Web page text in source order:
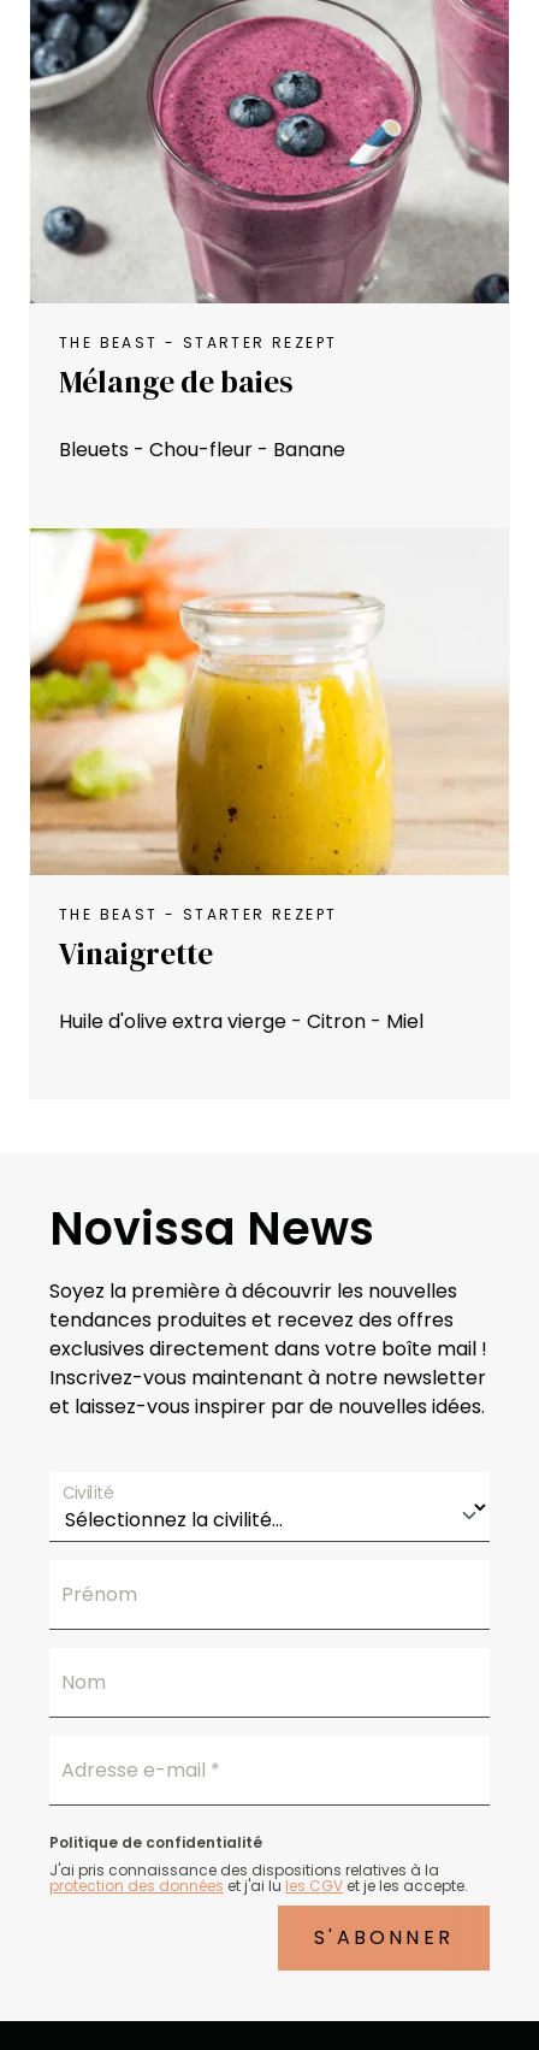
THE BEAST - STARTER REZEPT
Mélange de baies
Bleuets - Chou-fleur - Banane
THE BEAST - STARTER REZEPT
Vinaigrette
Huile d'olive extra vierge - Citron - Miel
Novissa News
Soyez la première à découvrir les nouvelles
tendances produites et recevez des offres
exclusives directement dans votre boîte mail !
Inscrivez-vous maintenant à notre newsletter
et laissez-vous inspirer par de nouvelles idées.
Civilité
Prénom
Nom
Adresse e-mail *
Politique de confidentialité
J'ai pris connaissance des dispositions relatives à la
protection des données et j'ai lu les CGV et je les accepte.
S'ABONNER